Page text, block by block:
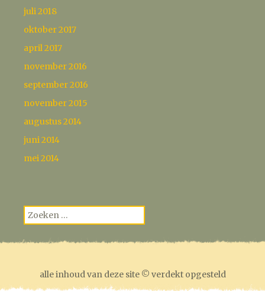
juli 2018
oktober 2017
april 2017
november 2016
september 2016
november 2015
augustus 2014
juni 2014
mei 2014
Zoeken
naar:
alle inhoud van deze site © verdekt opgesteld